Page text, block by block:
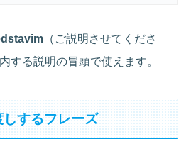
（ご説明させてくださ
する説明の冒頭で使えます。
するフレーズ